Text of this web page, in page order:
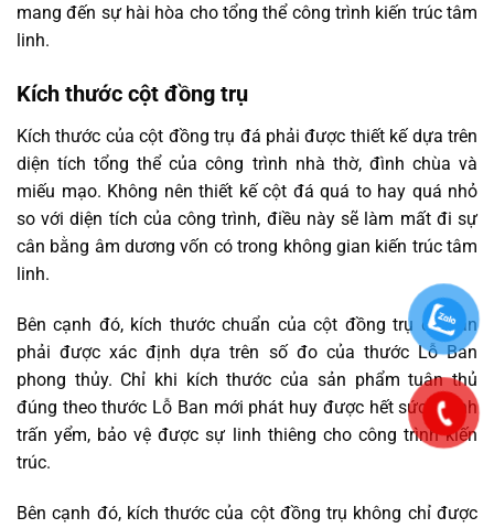
mang đến sự hài hòa cho tổng thể công trình kiến trúc tâm
linh.
Kích thước cột đồng trụ
Kích thước của cột đồng trụ đá phải được thiết kế dựa trên
diện tích tổng thể của công trình nhà thờ, đình chùa và
miếu mạo. Không nên thiết kế cột đá quá to hay quá nhỏ
so với diện tích của công trình, điều này sẽ làm mất đi sự
cân bằng âm dương vốn có trong không gian kiến trúc tâm
linh.
Bên cạnh đó, kích thước chuẩn của cột đồng trụ đá cần
phải được xác định dựa trên số đo của thước Lỗ Ban
phong thủy. Chỉ khi kích thước của sản phẩm tuân thủ
đúng theo thước Lỗ Ban mới phát huy được hết sức mạnh
trấn yểm, bảo vệ được sự linh thiêng cho công trình kiến
trúc.
Bên cạnh đó, kích thước của cột đồng trụ không chỉ được